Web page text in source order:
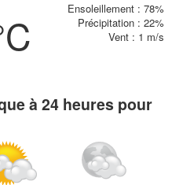
Ensoleillement : 78%
Précipitation : 22%
Vent : 1 m/s
à 24 heures pour